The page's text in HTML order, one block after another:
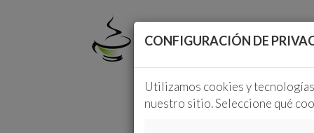
CONFIGURACIÓN DE
Utilizamos cookies y
nuestro sitio. Seleccione qué